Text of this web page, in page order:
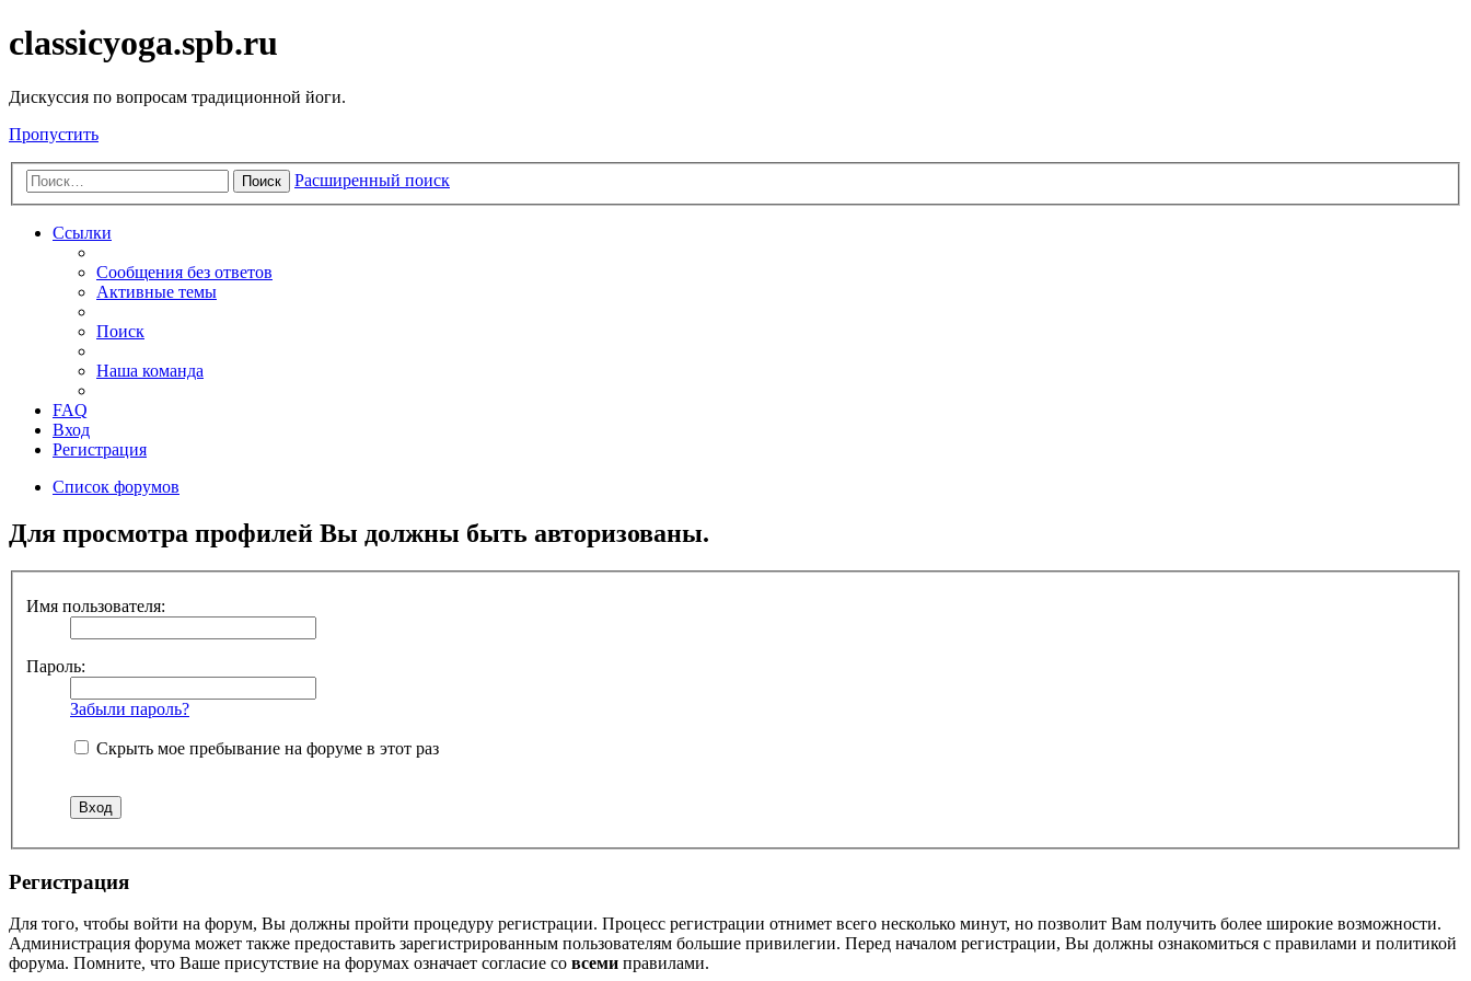
classicyoga.spb.ru
Дискуссия по вопросам традиционной йоги.
Пропустить
Поиск Расширенный поиск
Ссылки
Сообщения без ответов
Активные темы
Поиск
Наша команда
FAQ
Вход
Регистрация
Список форумов
Для просмотра профилей Вы должны быть авторизованы.
Имя пользователя:
Пароль:
Забыли пароль?
Скрыть мое пребывание на форуме в этот раз
Регистрация
Для того, чтобы войти на форум, Вы должны пройти процедуру регистрации. Процесс регистрации отнимет всего несколько минут, но позволит Вам получить более широкие возможности.
Администрация форума может также предоставить зарегистрированным пользователям большие привилегии. Перед началом регистрации, Вы должны ознакомиться с правилами и политикой
форума. Помните, что Ваше присутствие на форумах означает согласие со всеми правилами.